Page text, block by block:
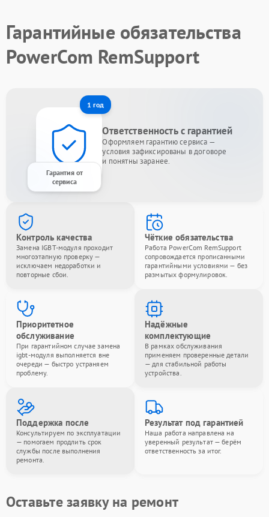
Гарантийные обязательства
PowerCom RemSupport
1 год
Гарантия от
сервиса
Ответственность с гарантией
Оформляем гарантию сервиса —
условия зафиксированы в договоре
и понятны заранее.
Контроль качества
Замена IGBT-модуля проходит
многоэтапную проверку —
исключаем недоработки и
повторные сбои.
Чёткие обязательства
Работа PowerCom RemSupport
сопровождается прописанными
гарантийными условиями — без
размытых формулировок.
Приоритетное
обслуживание
При гарантийном случае замена
igbt-модуля выполняется вне
очереди — быстро устраняем
проблему.
Надёжные
комплектующие
В рамках обслуживания
применяем проверенные детали
— для стабильной работы
устройства.
Поддержка после
Консультируем по эксплуатации
— помогаем продлить срок
службы после выполнения
ремонта.
Результат под гарантией
Наша работа направлена на
уверенный результат — берём
ответственность за итог.
Оставьте заявку на ремонт